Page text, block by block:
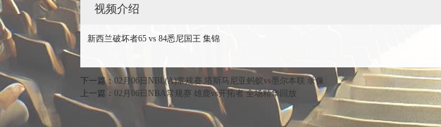
视频介绍
新西兰破坏者65 vs 84悉尼国王 集锦
下一篇： 02月06日NBL(A)常规赛 塔斯马尼亚蚂蚁vs墨尔本联 录像
上一篇： 02月06日NBA常规赛 雄鹿vs开拓者 全场精华回放